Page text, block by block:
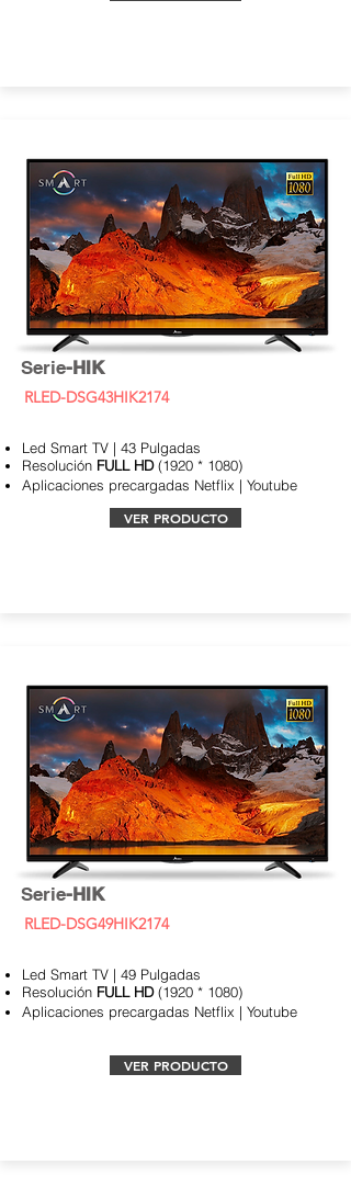
Serie-HIK
RLED-DSG43HIK2174
Led Smart TV | 43 Pulgadas
Resolución FULL HD(1920 * 1080)
Aplicaciones precargadas Netflix | Youtube
VER PRODUCTO
Serie-HIK
RLED-DSG49HIK2174
Led Smart TV | 49 Pulgadas
Resolución FULL HD(1920 * 1080)
Aplicaciones precargadas Netflix | Youtube
VER PRODUCTO